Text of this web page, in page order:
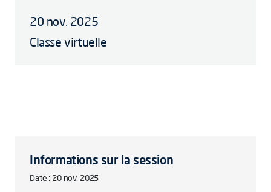
20 nov. 2025
Classe virtuelle
Informations sur la session
Date : 20 nov. 2025